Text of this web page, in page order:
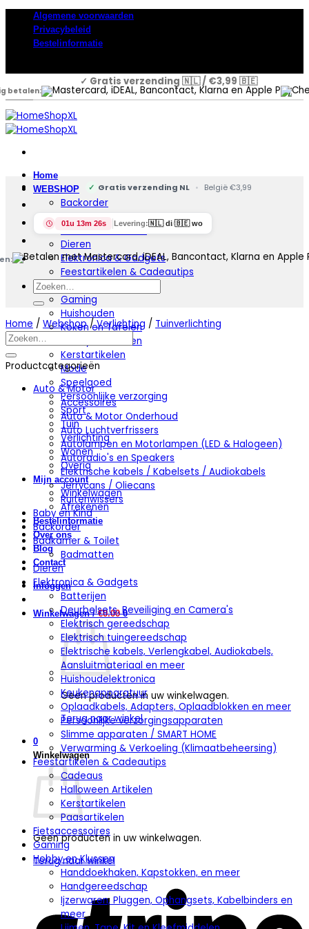
content
Algemene voorwaarden
Privacybeleid
Bestelinformatie
✓ Gratis verzending 🇳🇱 / €3,99 🇧🇪
betalen:
Home
WEBSHOP
Backorder
Auto & Motor
Badkamer & Toilet
Dieren
Elektronica & Gadgets
Feestartikelen & Cadeautips
Fietsaccessoires
Gaming
Huishouden
Koken en Tafelen
Hobby en Klussen
Kerstartikelen
Mode
Speelgoed
Persoonlijke verzorging
Sport
Tuin
Verlichting
Wonen
Overig
Mijn account
Winkelwagen
Afrekenen
Bestelinformatie
Over ons
Blog
Contact
Inloggen
Winkelwagen /€0.00 0
Geen producten in uw winkelwagen.
Terug naar winkel
0
Winkelwagen
Geen producten in uw winkelwagen.
Terug naar winkel
✓ Gratis verzending NL • België €3,99
01u 13m 25s Levering:🇳🇱 di/🇧🇪 wo
Zoeken
naar:
Home / Webshop / Verlichting / Tuinverlichting
Zoeken
naar:
Productcategorieën
Auto & Motor
Accessoires
Auto & Motor Onderhoud
Auto Luchtverfrissers
Autolampen en Motorlampen (LED & Halogeen)
Autoradio's en Speakers
Elektrische kabels / Kabelsets / Audiokabels
Jerrycans / Oliecans
Ruitenwissers
Baby en Kind
Backorder
Badkamer & Toilet
Badmatten
Dieren
Elektronica & Gadgets
Batterijen
Deurbelsets, Beveiliging en Camera's
Elektrisch gereedschap
Elektrisch tuingereedschap
Elektrische kabels, Verlengkabel, Audiokabels,
Aansluitmateriaal en meer
Huishoudelektronica
Keukenapparatuur
Oplaadkabels, Adapters, Oplaadblokken en meer
Persoonlijke verzorgingsapparaten
Slimme apparaten / SMART HOME
Verwarming & Verkoeling (Klimaatbeheersing)
Feestartikelen & Cadeautips
Cadeaus
Halloween Artikelen
Kerstartikelen
Paasartikelen
Fietsaccessoires
Gaming
Hobby en Klussen
Handdoekhaken, Kapstokken, en meer
Handgereedschap
Ijzerwaren, Pluggen, Ophangsets, Kabelbinders en
meer